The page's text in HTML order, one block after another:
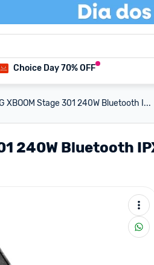
Choice Day 70% OFF
XBOOM Stage 301 240W Bluetooth I...
240W Bluetooth